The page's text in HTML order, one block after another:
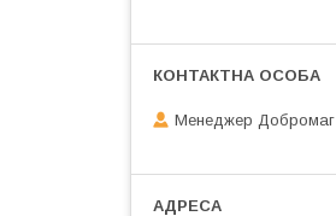
Менеджер Добромаг